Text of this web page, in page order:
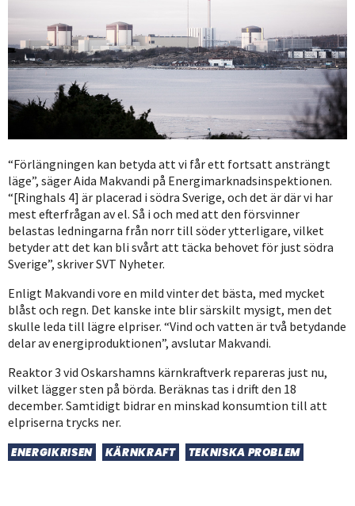
“Förlängningen kan betyda att vi får ett fortsatt ansträngt
läge”, säger Aida Makvandi på Energimarknadsinspektionen.
“[Ringhals 4] är placerad i södra Sverige, och det är där vi har
mest efterfrågan av el. Så i och med att den försvinner
belastas ledningarna från norr till söder ytterligare, vilket
betyder att det kan bli svårt att täcka behovet för just södra
Sverige”, skriver SVT Nyheter.
Enligt Makvandi vore en mild vinter det bästa, med mycket
blåst och regn. Det kanske inte blir särskilt mysigt, men det
skulle leda till lägre elpriser. “Vind och vatten är två betydande
delar av energiproduktionen”, avslutar Makvandi.
Reaktor 3 vid Oskarshamns kärnkraftverk repareras just nu,
vilket lägger sten på börda. Beräknas tas i drift den 18
december. Samtidigt bidrar en minskad konsumtion till att
elpriserna trycks ner.
ENERGIKRISEN KÄRNKRAFT TEKNISKA PROBLEM